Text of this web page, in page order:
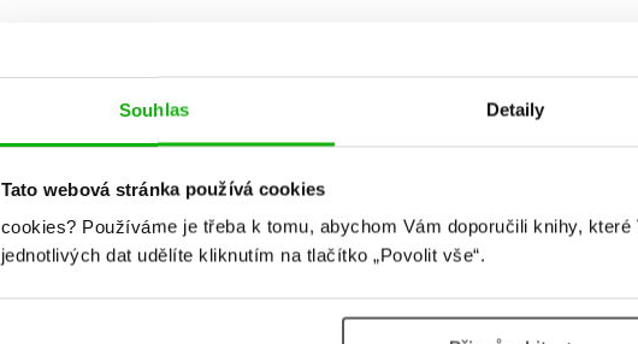
Souhlas Detaily
Tato webová stránka používá cookies
cookies? Používáme je třeba k tomu, abychom Vám doporučili knihy,
jednotlivých dat udělíte kliknutím na tlačítko „Povolit vše“.